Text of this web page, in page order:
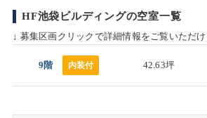
HF池袋ビルディングの空室一覧
↓ 募集区画クリックで詳細情報をご覧いただ
9階 内装付 42.63坪